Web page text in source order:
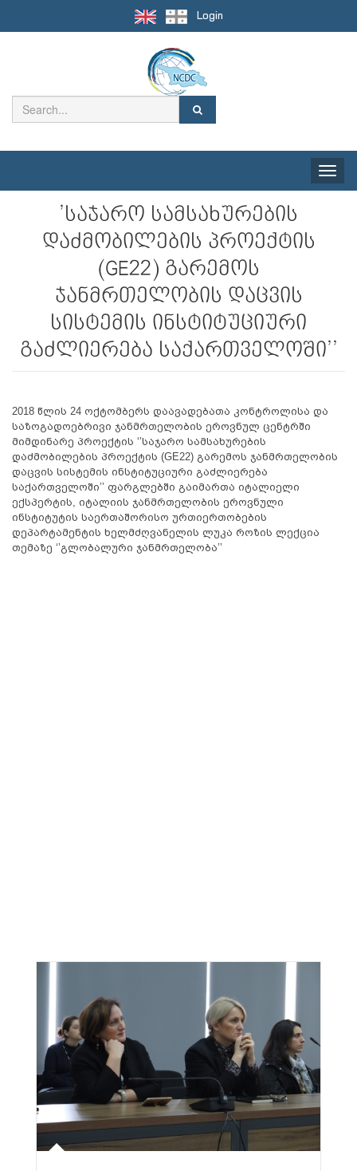
Login
Toggle
’საჯარო სამსახურების
დაძმობილების პროექტის
(GE22) გარემოს
ჯანმრთელობის დაცვის
სისტემის ინსტიტუციური
გაძლიერება საქართველოში’’
2018 წლის 24 ოქტომბერს დაავადებათა კონტროლისა და
საზოგადოებრივი ჯანმრთელობის ეროვნულ ცენტრში
მიმდინარე პროექტის ‘’საჯარო სამსახურების
დაძმობილების პროექტის (GE22) გარემოს ჯანმრთელობის
დაცვის სისტემის ინსტიტუციური გაძლიერება
საქართველოში’’ ფარგლებში გაიმართა იტალიელი
ექსპერტის, იტალიის ჯანმრთელობის ეროვნული
ინსტიტუტის საერთაშორისო ურთიერთობების
დეპარტამენტის ხელმძღვანელის ლუკა როზის ლექცია
თემაზე ‘’გლობალური ჯანმრთელობა’’